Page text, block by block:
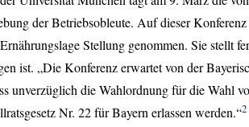
der Betriebsobleute. Auf dieser
Stellung genommen. Sie stellt
ist. „Die Konferenz erwartet von der
unverzüglich die Wahlordnung für die Wahl
Nr. 22 für Bayern erlassen werden.“2